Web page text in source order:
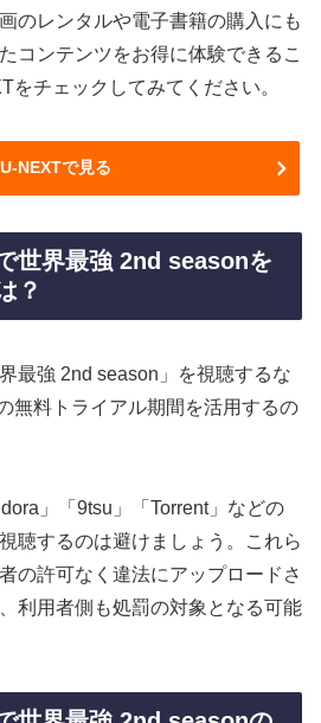
のレンタルや電子書籍の購入にも
コンテンツをお得に体験できるこ
をチェックしてみてください。
U-NEXTで見る
世界最強 2nd seasonを
？
最強 2nd season」を視聴するな
無料トライアル期間を活用するの
」「9tsu」「Torrent」などの
聴するのは避けましょう。これら
の許可なく違法にアップロードさ
利用者側も処罰の対象となる可能